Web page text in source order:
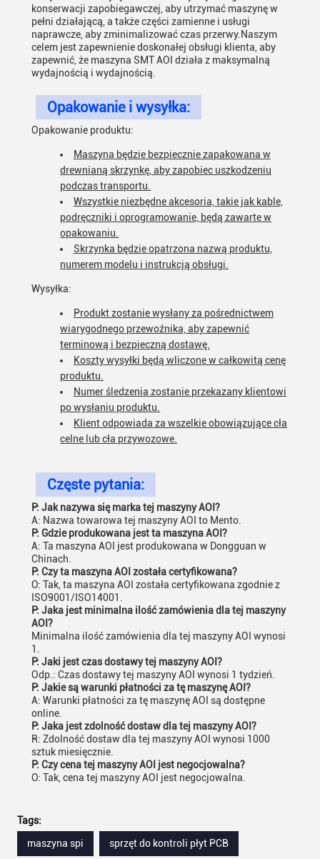
konserwacji zapobiegawczej, aby utrzymać maszynę w
pełni działającą, a także części zamienne i usługi
naprawcze, aby zminimalizować czas przerwy.Naszym
celem jest zapewnienie doskonałej obsługi klienta, aby
zapewnić, że maszyna SMT AOI działa z maksymalną
wydajnością i wydajnością.
Opakowanie i wysyłka:
Opakowanie produktu:
Maszyna będzie bezpiecznie zapakowana w
drewnianą skrzynkę, aby zapobiec uszkodzeniu
podczas transportu.
Wszystkie niezbędne akcesoria, takie jak kable,
podręczniki i oprogramowanie, będą zawarte w
opakowaniu.
Skrzynka będzie opatrzona nazwą produktu,
numerem modelu i instrukcją obsługi.
Wysyłka:
Produkt zostanie wysłany za pośrednictwem
wiarygodnego przewoźnika, aby zapewnić
terminową i bezpieczną dostawę.
Koszty wysyłki będą wliczone w całkowitą cenę
produktu.
Numer śledzenia zostanie przekazany klientowi
po wysłaniu produktu.
Klient odpowiada za wszelkie obowiązujące cła
celne lub cła przywozowe.
Częste pytania:
P: Jak nazywa się marka tej maszyny AOI?
A: Nazwa towarowa tej maszyny AOI to Mento.
P: Gdzie produkowana jest ta maszyna AOI?
A: Ta maszyna AOI jest produkowana w Dongguan w
Chinach.
P: Czy ta maszyna AOI została certyfikowana?
O: Tak, ta maszyna AOI została certyfikowana zgodnie z
ISO9001/ISO14001.
P: Jaka jest minimalna ilość zamówienia dla tej maszyny
AOI?
Minimalna ilość zamówienia dla tej maszyny AOI wynosi
1.
P: Jaki jest czas dostawy tej maszyny AOI?
Odp.: Czas dostawy tej maszyny AOI wynosi 1 tydzień.
P: Jakie są warunki płatności za tę maszynę AOI?
A: Warunki płatności za tę maszynę AOI są dostępne
online.
P: Jaka jest zdolność dostaw dla tej maszyny AOI?
R: Zdolność dostaw dla tej maszyny AOI wynosi 1000
sztuk miesięcznie.
P: Czy cena tej maszyny AOI jest negocjowalna?
O: Tak, cena tej maszyny AOI jest negocjowalna.
Tags:
maszyna spi
sprzęt do kontroli płyt PCB